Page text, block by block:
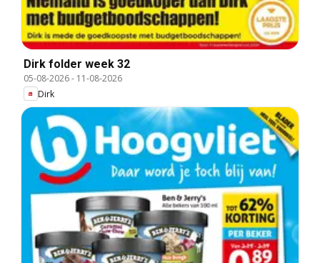
Dirk folder week 32
05-08-2026- 11-08-2026
Dirk